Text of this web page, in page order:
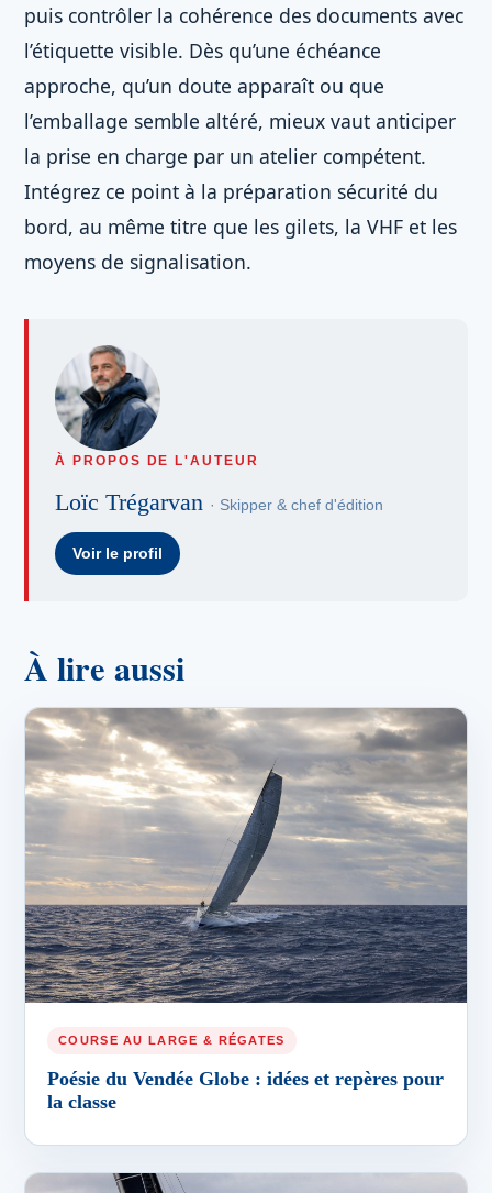
puis contrôler la cohérence des documents avec
l’étiquette visible. Dès qu’une échéance
approche, qu’un doute apparaît ou que
l’emballage semble altéré, mieux vaut anticiper
la prise en charge par un atelier compétent.
Intégrez ce point à la préparation sécurité du
bord, au même titre que les gilets, la VHF et les
moyens de signalisation.
À PROPOS DE L'AUTEUR
Loïc Trégarvan · Skipper & chef d'édition
Voir le profil
À lire aussi
COURSE AU LARGE & RÉGATES
Poésie du Vendée Globe : idées et repères pour
la classe